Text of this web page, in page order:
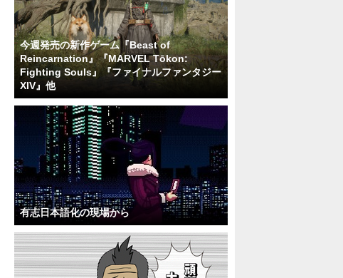
今週発売の新作ゲーム『Beast of
Reincarnation』『MARVEL Tōkon:
Fighting Souls』『ファイナルファンタジー
XIV』他
有志日本語化の現場から